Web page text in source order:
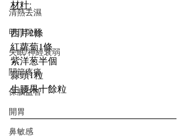
清熱去濕
明目保肝
失眠/神經衰弱
關節疼痛
保腦益智
開胃
鼻敏感
材籵:
西芹2條
紅蘿蔔1條
紫洋葱半個
蒜頭1粒
生腰果十餘粒